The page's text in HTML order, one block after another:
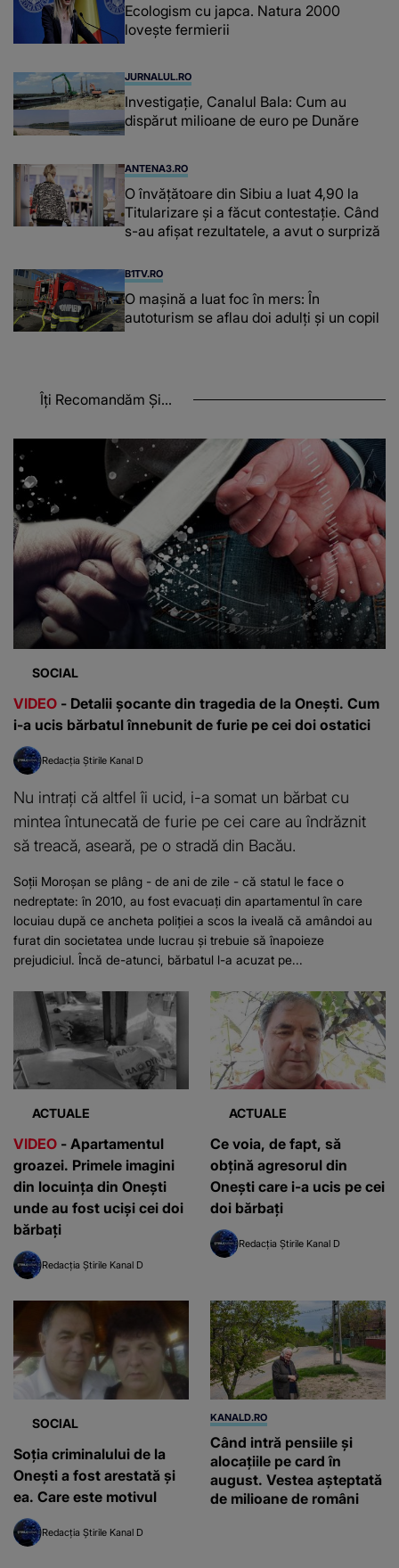
Ecologism cu japca. Natura 2000
lovește fermierii
JURNALUL.RO
Investigație, Canalul Bala: Cum au
dispărut milioane de euro pe Dunăre
ANTENA3.RO
O învățătoare din Sibiu a luat 4,90 la
Titularizare și a făcut contestație. Când
s-au afișat rezultatele, a avut o surpriză
B1TV.RO
O maşină a luat foc în mers: În
autoturism se aflau doi adulți și un copil
Îți Recomandăm Și...
SOCIAL
VIDEO - Detalii șocante din tragedia de la Onești. Cum
i-a ucis bărbatul înnebunit de furie pe cei doi ostatici
Redacția Știrile Kanal D
Nu intrați că altfel îi ucid, i-a somat un bărbat cu
mintea întunecată de furie pe cei care au îndrăznit
să treacă, aseară, pe o stradă din Bacău.
Soții Moroșan se plâng - de ani de zile - că statul le face o
nedreptate: în 2010, au fost evacuați din apartamentul în care
locuiau după ce ancheta poliției a scos la iveală că amândoi au
furat din societatea unde lucrau și trebuie să înapoieze
prejudiciul. Încă de-atunci, bărbatul l-a acuzat pe...
ACTUALE
VIDEO - Apartamentul
groazei. Primele imagini
din locuința din Onești
unde au fost uciși cei doi
bărbați
Redacția Știrile Kanal D
ACTUALE
Ce voia, de fapt, să
obțină agresorul din
Onești care i-a ucis pe cei
doi bărbați
Redacția Știrile Kanal D
SOCIAL
Soția criminalului de la
Onești a fost arestată și
ea. Care este motivul
Redacția Știrile Kanal D
KANALD.RO
Când intră pensiile și
alocațiile pe card în
august. Vestea așteptată
de milioane de români